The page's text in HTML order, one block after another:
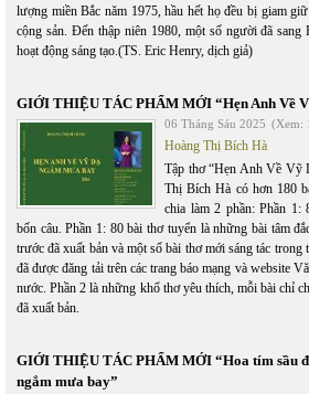
lượng miền Bắc năm 1975, hầu hết họ đều bị giam
cộng sản. Đến thập niên 1980, một số người đã
hoạt động sáng tạo.(TS. Eric Henry, dịch giả)
GIỚI THIỆU TÁC PHẨM MỚI “Hẹn Anh Về
06 Tháng Sáu 2025 (Xem:
Hoàng Thị Bích Hà
Tập thơ “Hẹn Anh Về Vỹ
Thị Bích Hà có hơn 180
chia làm 2 phần: Phần 1:
bốn câu. Phần 1: 80 bài thơ tuyển là những bài tâm
trước đã xuất bản và một số bài thơ mới sáng tác
đã được đăng tải trên các trang báo mạng và website
nước. Phần 2 là những khổ thơ yêu thích, mỗi bài chỉ
đã xuất bản.
GIỚI THIỆU TÁC PHẨM MỚI “Hoa tím sầu
ngắm mưa bay”